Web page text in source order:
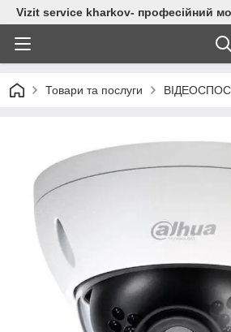
Vizit service kharkov- професійний
Товари та послуги